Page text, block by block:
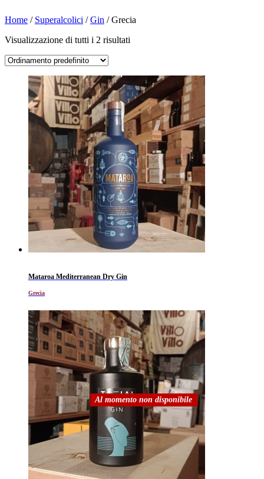
Home / Superalcolici /Gin / Grecia
Visualizzazione di tutti i 2 risultati
Mataroa Mediterranean Dry Gin
Grecia
Al momento non disponibile